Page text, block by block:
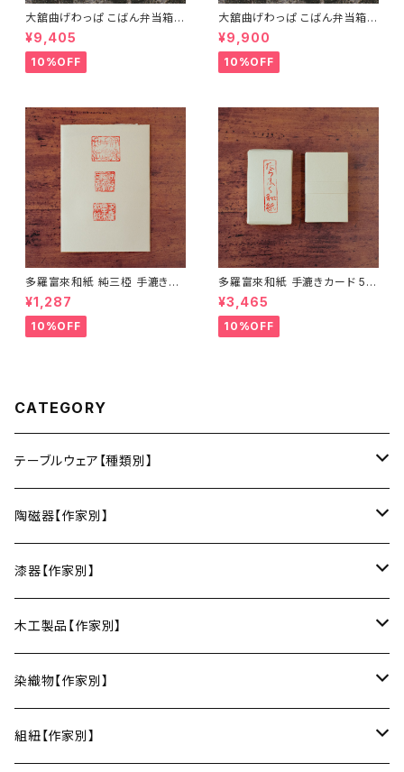
大舘曲げわっぱ こばん弁当箱
（小） りょうび庵 秋田県大舘市
【伝統的工芸品】【民藝品】【ギフ
ト プレゼント】【父の日 お誕生
日】
¥9,405
10%OFF
大舘曲げわっぱ こばん弁当箱
（中） りょうび庵 秋田県大舘市
【伝統的工芸品】【民藝品】【ギフ
ト プレゼント】【父の日 お誕生
日】
¥9,900
10%OFF
多羅富來和紙 純三椏 手漉き便
箋 10枚入り【伊予和紙】【愛媛県
四国中央市】【伝統工芸品】【民
藝品】【ギフト プレゼント】【父の
日 お誕生日】
¥1,287
10%OFF
多羅富來和紙 手漉きカード 50
枚入り【伊予和紙】【愛媛県四国
中央市】【伝統工芸品】【民藝品】
【ギフト プレゼント】【父の日 お
誕生日】
¥3,465
10%OFF
CATEGORY
テーブルウェア【種類別】
お皿
豆皿
丸皿
小鉢・中鉢・大鉢
小鉢
中鉢
ご飯茶碗
お椀・ボウル
お椀
湯呑・カップ
陶磁器【作家別】
小春花窯（瀬戸焼／愛知）
HORITSUKE（瀬戸焼／愛知）
馬の目皿
AND C（瀬戸焼／愛知）
Trace Face（瀬戸焼／愛知）
漆器【作家別】
中田漆木（香川）
庵治漆 -AJIURUSHI
讃岐石地塗
erakko（京都）
suosikki（京都）
木工製品【作家別】
りょうび庵（曲げわっぱ／秋田）
erakko（木と漆／京都）
染織物【作家別】
藤本つむぎ工房（上田紬／長野）
組紐【作家別】